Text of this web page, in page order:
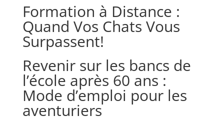
Formation à Distance :
Quand Vos Chats Vous
Surpassent!
Revenir sur les bancs de
l’école après 60 ans :
Mode d’emploi pour les
aventuriers